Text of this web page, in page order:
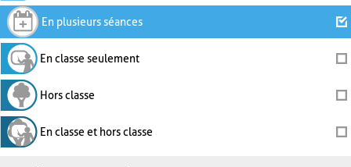
En plusieurs séances
En classe seulement
Hors classe
En classe et hors classe